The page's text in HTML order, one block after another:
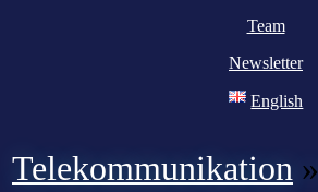
Team
Newsletter
English
Telekommunikation »